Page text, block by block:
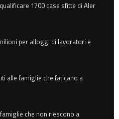
1700 case sfitte di Aler
alle famiglie che faticano a
che non riescono a